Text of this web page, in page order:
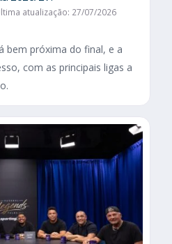
atualização: 27/07/2026
bem próxima do final, e a
com as principais ligas a